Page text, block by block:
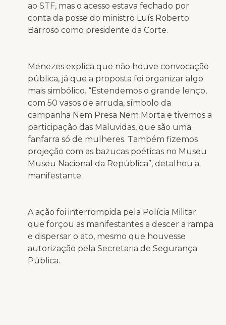
ao STF, mas o acesso estava fechado por
conta da posse do ministro Luís Roberto
Barroso como presidente da Corte.
Menezes explica que não houve convocação
pública, já que a proposta foi organizar algo
mais simbólico. “Estendemos o grande lenço,
com 50 vasos de arruda, símbolo da
campanha Nem Presa Nem Morta e tivemos a
participação das Maluvidas, que são uma
fanfarra só de mulheres. Também fizemos
projeção com as bazucas poéticas no Museu
Museu Nacional da República”, detalhou a
manifestante.
A ação foi interrompida pela Polícia Militar
que forçou as manifestantes a descer a rampa
e dispersar o ato, mesmo que houvesse
autorização pela Secretaria de Segurança
Pública.